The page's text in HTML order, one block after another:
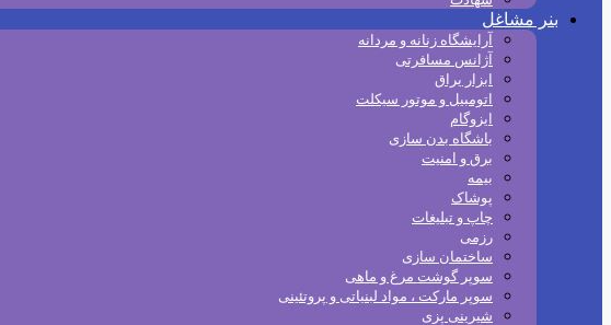
بنر مشاغل
آرایشگاه زنانه و مردانه
آژانس مسافرتی
ابزار یراق
اتومبیل و موتور سیکلت
ایزوگام
باشگاه بدن سازی
برق و امنیت
بیمه
پوشاک
چاپ و تبلیغات
رزمی
ساختمان سازی
سوپر گوشت مرغ و ماهی
سوپر مارکت ، مواد لبنیاتی و پروتئینی
شیرینی پزی